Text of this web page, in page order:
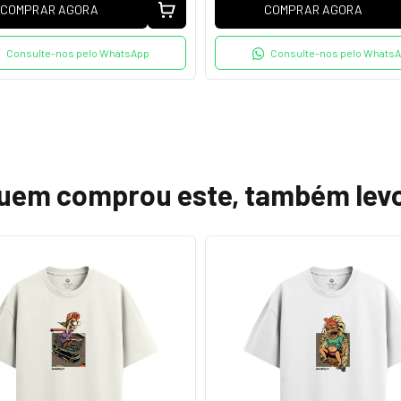
COMPRAR AGORA
Consulte-nos pelo WhatsApp
COMPRAR AGORA
Consulte-nos pelo
comprou este, também